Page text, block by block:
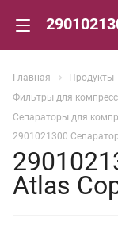
Главная Продукты
Фильтры для
Сепараторы для
2901021300
Atlas